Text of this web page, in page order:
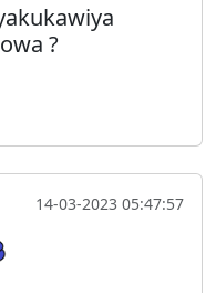
?
14-03-2023 05:47:57